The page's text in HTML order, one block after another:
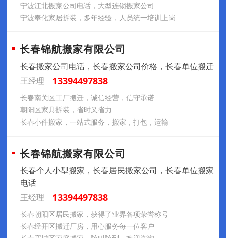
宁波江北搬家公司电话，大型连锁搬家公司
宁波奉化家居拆装，多年经验，人员统一培训上岗
长春锦航搬家有限公司
长春搬家公司电话，长春搬家公司价格，长春单位搬迁
王经理
13394497838
长春南关区工厂搬迁，诚信经营，信守承诺
朝阳区家具拆装，省时又省力
长春小件搬家，一站式服务，搬家，打包，运输
长春锦航搬家有限公司
长春个人小型搬家，长春居民搬家公司，长春单位搬家
电话
王经理
13394497838
长春朝阳区居民搬家，获得了业界各项荣誉称号
长春经开区搬迁厂房，用心服务每一位客户